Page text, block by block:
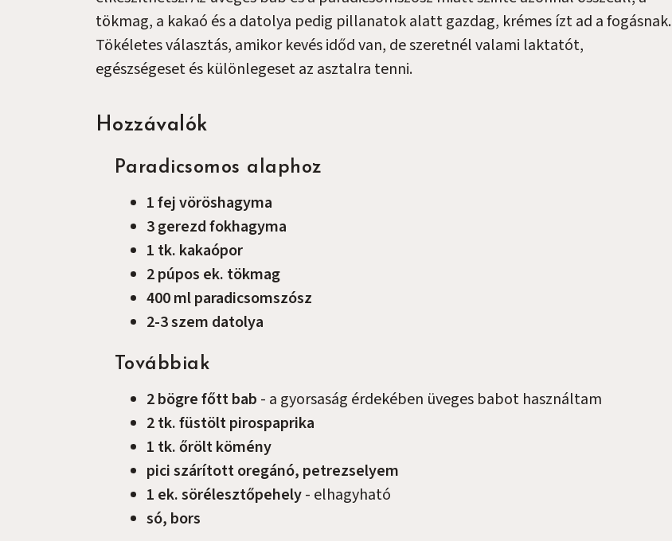
tökmag, a kakaó és a datolya pedig pillanatok alatt gazdag, krémes ízt ad a fogásnak.
Tökéletes választás, amikor kevés időd van, de szeretnél valami laktatót,
egészségeset és különlegeset az asztalra tenni.
Hozzávalók
Paradicsomos alaphoz
1fejvöröshagyma
3gerezdfokhagyma
1 tk. kakaópor
2púpos ek. tökmag
400mlparadicsomszósz
2-3szem datolya
Továbbiak
2bögrefőtt bab - a gyorsaság érdekében üveges babot használtam
2tk.füstölt pirospaprika
1 tk.őrölt kömény
pici szárított oregánó, petrezselyem
1 ek.sörélesztőpehely- elhagyható
só, bors